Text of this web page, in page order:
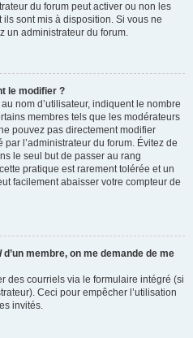
du forum peut activer ou non les
sont mis à disposition. Si vous ne
un administrateur du forum.
le modifier ?
nom d’utilisateur, indiquent le nombre
membres tels que les modérateurs
pouvez pas directement modifier
par l’administrateur du forum. Évitez de
le seul but de passer au rang
pratique est rarement tolérée et un
facilement abaisser votre compteur de
d’un membre, on me demande de me
des courriels via le formulaire intégré (si
Ceci pour empêcher l’utilisation
invités.